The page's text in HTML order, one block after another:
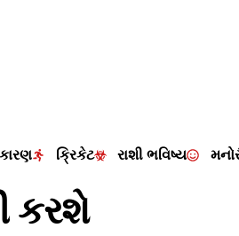
ક્રિકેટ રાશી ભવિષ્ય
કરશે